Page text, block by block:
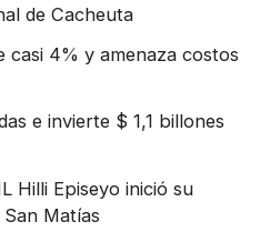
de Cacheuta
casi 4% y amenaza costos
e invierte $ 1,1 billones
Hilli Episeyo inició su
Matías